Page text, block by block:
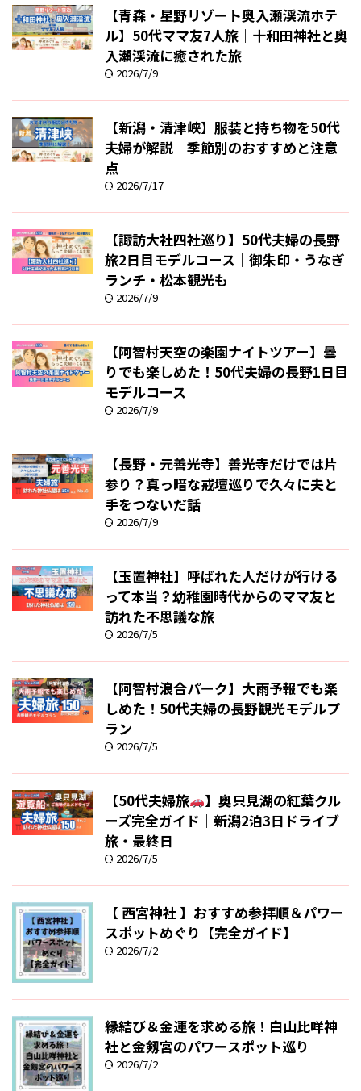
【青森・星野リゾート奥入瀬渓流ホテ
ル】50代ママ友7人旅｜十和田神社と奥
入瀬渓流に癒された旅
2026/7/9
【新潟・清津峡】服装と持ち物を50代
夫婦が解説｜季節別のおすすめと注意
点
2026/7/17
【諏訪大社四社巡り】50代夫婦の長野
旅2日目モデルコース｜御朱印・うなぎ
ランチ・松本観光も
2026/7/9
【阿智村天空の楽園ナイトツアー】曇
りでも楽しめた！50代夫婦の長野1日目
モデルコース
2026/7/9
【長野・元善光寺】善光寺だけでは片
参り？真っ暗な戒壇巡りで久々に夫と
手をつないだ話
2026/7/9
【玉置神社】呼ばれた人だけが行ける
って本当？幼稚園時代からのママ友と
訪れた不思議な旅
2026/7/5
【阿智村浪合パーク】大雨予報でも楽
しめた！50代夫婦の長野観光モデルプ
ラン
2026/7/5
【50代夫婦旅
】奥只見湖の紅葉クル
ーズ完全ガイド｜新潟2泊3日ドライブ
旅・最終日
2026/7/5
【 西宮神社 】おすすめ参拝順＆パワー
スポットめぐり【完全ガイド】
2026/7/2
縁結び＆金運を求める旅！白山比咩神
社と金剱宮のパワースポット巡り
2026/7/2